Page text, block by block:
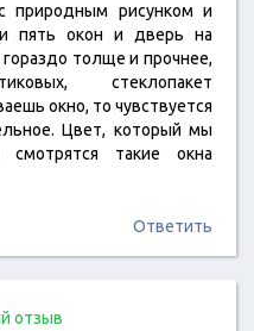
природным рисунком и
пять окон и дверь на
толще и прочнее,
стеклопакет
окно, то чувствуется
Цвет, который мы
такие окна
Ответить
отзыв